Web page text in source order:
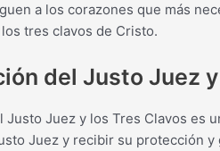
a los corazones que más
tres clavos de Cristo.
del Justo Juez
Justo Juez y los Tres Clavos es
Juez y recibir su protección